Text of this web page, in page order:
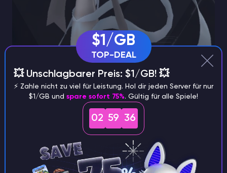
Atmet gefrierenden Nebel, um Feinde zu
verlangsamen und zu schädigen. Hervorragend
geeignet für hochgradige Kühlungsaufgaben in eurer
$1/GB
TOP-DEAL
💥 Unschlagbarer Preis: $1/GB! 💥
⚡️ Zahle nicht zu viel für Leistung. Hol dir jeden Server für nur
$1/GB und spare sofort 75%. Gültig für alle Spiele!
02 59 34